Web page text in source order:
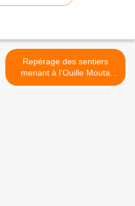
Repérage des sentiers
menant à l'Ouille Mouta
(2643m) >